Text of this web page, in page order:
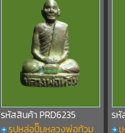
รหัสสินค้า PRD6235
รูปหล่อปั๊มหลวงพ่อท้วม
รหั